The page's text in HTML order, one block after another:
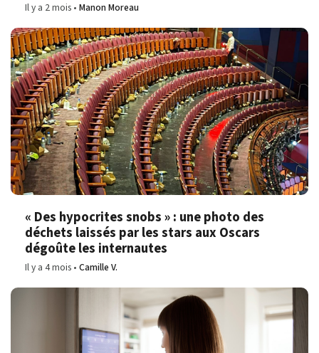
Il y a 2 mois Manon Moreau
« Des hypocrites snobs » : une photo des
déchets laissés par les stars aux Oscars
dégoûte les internautes
Il y a 4 mois Camille V.